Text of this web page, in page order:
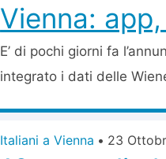
Vienna:
E’ di pochi giorni fa
integrato i dati delle
Italiani a Vienna • 23